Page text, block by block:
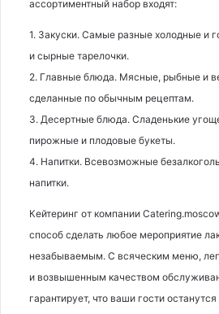
ассортиментный набор входят:
1. Закуски. Самые разные холодные и
и сырные тарелочки.
2. Главные блюда. Мясные, рыбные и
сделанные по обычным рецептам.
3. Десертные блюда. Сладенькие
пирожные и плодовые букеты.
4. Напитки. Всевозможные
напитки.
Кейтеринг от компании
способ сделать любое мероприятие
незабываемым. С всяческим меню,
и возвышенным качеством
гарантирует, что ваши гости